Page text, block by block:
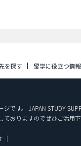
を探す 留学に役立つ情報
です。 JAPAN STUDY
おりますのでぜひご活用下